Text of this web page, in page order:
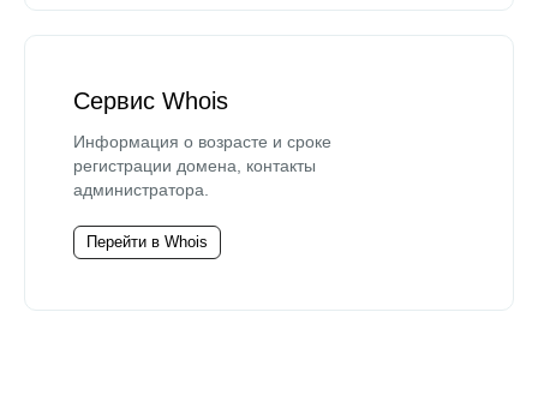
Сервис Whois
Информация о возрасте и сроке
регистрации домена, контакты
администратора.
Перейти в Whois